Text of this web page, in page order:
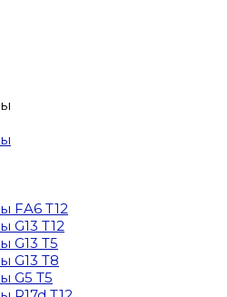
FA6 T12
T12
G13 T5
G13 T8
G5 T5